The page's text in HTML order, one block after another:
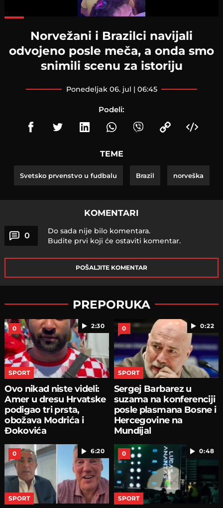
Norvežani i Brazilci navijali
odvojeno posle meča, a onda smo
snimili scenu za istoriju
ponedeljak 06. jul | 06:45
Podeli:
TEME
Svetsko prvenstvo u fudbalu Brazil norveška
KOMENTARI
0
Do sada nije bilo komentara.
Budite prvi koji će ostaviti komentar.
POŠALJITE KOMENTAR
PREPORUKA
2:30
0
SPORT
Ovo nikad niste videli:
Amer u dresu Hrvatske
podigao tri prsta,
obožava Modrića i
Đokovića
0:22
0
SPORT
Sergej Barbarez u
suzama na konferenciji
posle plasmana Bosne i
Hercegovine na
Mundijal
6:20
0
SPORT
0:48
0
SPORT